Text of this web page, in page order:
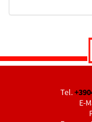
Tel.
E-